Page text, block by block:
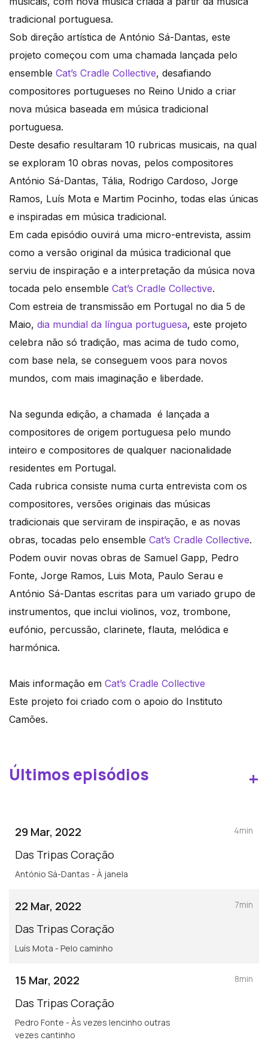
tradicional portuguesa.
Sob direção artística de António Sá-Dantas, este
projeto começou com uma chamada lançada pelo
ensemble Cat’s Cradle Collective, desafiando
compositores portugueses no Reino Unido a criar
nova música baseada em música tradicional
portuguesa.
Deste desafio resultaram 10 rubricas musicais, na qual
se exploram 10 obras novas, pelos compositores
António Sá-Dantas, Tália, Rodrigo Cardoso, Jorge
Ramos, Luís Mota e Martim Pocinho, todas elas únicas
e inspiradas em música tradicional.
Em cada episódio ouvirá uma micro-entrevista, assim
como a versão original da música tradicional que
serviu de inspiração e a interpretação da música nova
tocada pelo ensemble Cat’s Cradle Collective.
Com estreia de transmissão em Portugal no dia 5 de
Maio, dia mundial da língua portuguesa, este projeto
celebra não só tradição, mas acima de tudo como,
com base nela, se conseguem voos para novos
mundos, com mais imaginação e liberdade.
Na segunda edição, a chamada é lançada a
compositores de origem portuguesa pelo mundo
inteiro e compositores de qualquer nacionalidade
residentes em Portugal.
Cada rubrica consiste numa curta entrevista com os
compositores, versões originais das músicas
tradicionais que serviram de inspiração, e as novas
obras, tocadas pelo ensemble Cat’s Cradle Collective.
Podem ouvir novas obras de Samuel Gapp, Pedro
Fonte, Jorge Ramos, Luis Mota, Paulo Serau e
António Sá-Dantas escritas para um variado grupo de
instrumentos, que inclui violinos, voz, trombone,
eufónio, percussão, clarinete, flauta, melódica e
harmónica.
Mais informação em Cat’s Cradle Collective
Este projeto foi criado com o apoio do Instituto
Camões.
Últimos episódios +
29 Mar, 2022
Das Tripas Coração
António Sá-Dantas - À janela
4min
22 Mar, 2022
Das Tripas Coração
Luís Mota - Pelo caminho
7min
15 Mar, 2022
Das Tripas Coração
Pedro Fonte - Às vezes lencinho outras
vezes cantinho
8min